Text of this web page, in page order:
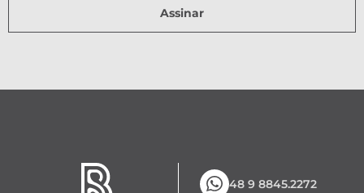
Assinar
48 9 8845.2272